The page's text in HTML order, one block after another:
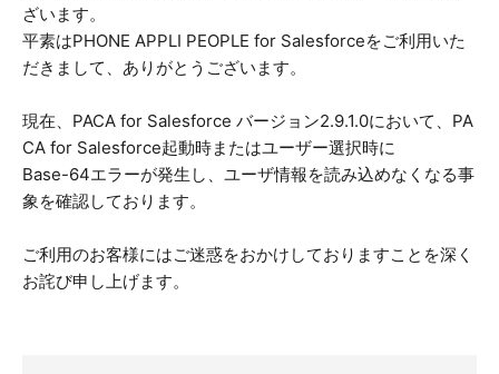
ざいます。
平素はPHONE APPLI PEOPLE for Salesforceをご利用いた
だきまして、ありがとうございます。
現在、PACA for Salesforce バージョン2.9.1.0において、PA
CA for Salesforce起動時またはユーザー選択時に
Base-64エラーが発生し、ユーザ情報を読み込めなくなる事
象を確認しております。
ご利用のお客様にはご迷惑をおかけしておりますことを深く
お詫び申し上げます。